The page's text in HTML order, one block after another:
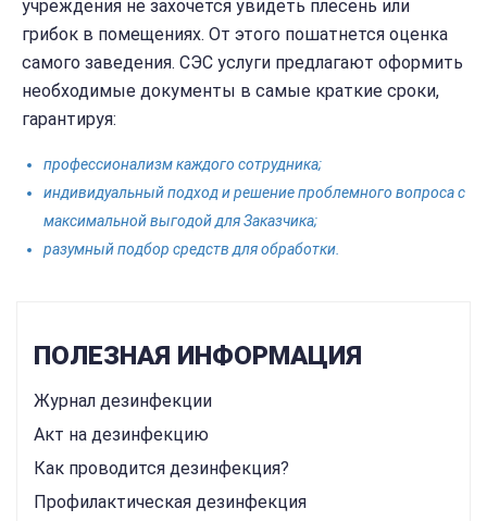
учреждения не захочется увидеть плесень или
грибок в помещениях. От этого пошатнется оценка
самого заведения. СЭС услуги предлагают оформить
необходимые документы в самые краткие сроки,
гарантируя:
профессионализм каждого сотрудника;
индивидуальный подход и решение проблемного вопроса с
максимальной выгодой для Заказчика;
разумный подбор средств для обработки.
ПОЛЕЗНАЯ ИНФОРМАЦИЯ
Журнал дезинфекции
Акт на дезинфекцию
Как проводится дезинфекция?
Профилактическая дезинфекция